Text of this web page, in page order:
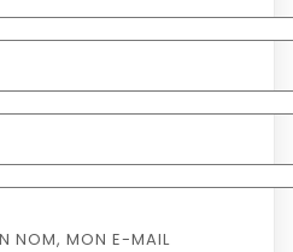
NOM, MON E-MAIL